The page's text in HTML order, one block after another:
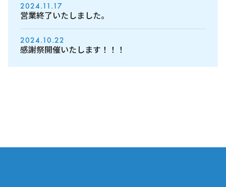
2024.11.17
営業終了いたしました。
2024.10.22
感謝祭開催いたします！！！